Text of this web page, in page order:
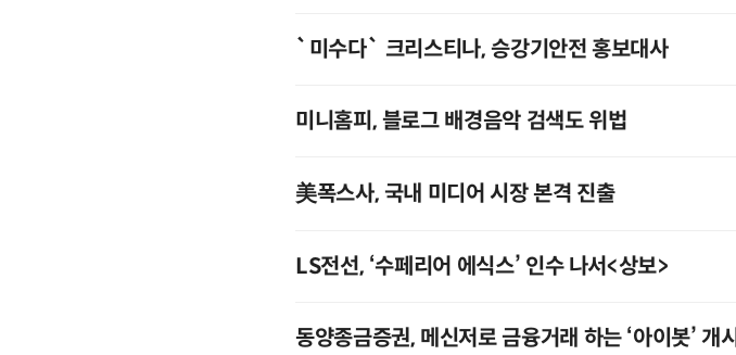
`미수다` 크리스티나, 승강기안전 홍보대사
미니홈피, 블로그 배경음악 검색도 위법
美폭스사, 국내 미디어 시장 본격 진출
LS전선, ‘수페리어 에식스’ 인수 나서<상보>
동양종금증권, 메신저로 금융거래 하는 ‘아이봇’ 개시